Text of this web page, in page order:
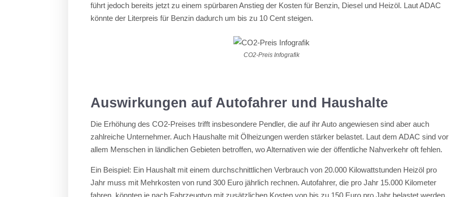
führt jedoch bereits jetzt zu einem spürbaren Anstieg der Kosten für Benzin, Diesel und Heizöl. Laut ADAC
könnte der Literpreis für Benzin dadurch um bis zu 10 Cent steigen.
CO2-Preis Infografik
Auswirkungen auf Autofahrer und Haushalte
Die Erhöhung des CO2-Preises trifft insbesondere Pendler, die auf ihr Auto angewiesen sind aber auch
zahlreiche Unternehmer. Auch Haushalte mit Ölheizungen werden stärker belastet. Laut dem ADAC sind vor
allem Menschen in ländlichen Gebieten betroffen, wo Alternativen wie der öffentliche Nahverkehr oft fehlen.
Ein Beispiel: Ein Haushalt mit einem durchschnittlichen Verbrauch von 20.000 Kilowattstunden Heizöl pro
Jahr muss mit Mehrkosten von rund 300 Euro jährlich rechnen. Autofahrer, die pro Jahr 15.000 Kilometer
fahren, könnten je nach Fahrzeugtyp mit zusätzlichen Kosten von bis zu 150 Euro pro Jahr belastet werden.